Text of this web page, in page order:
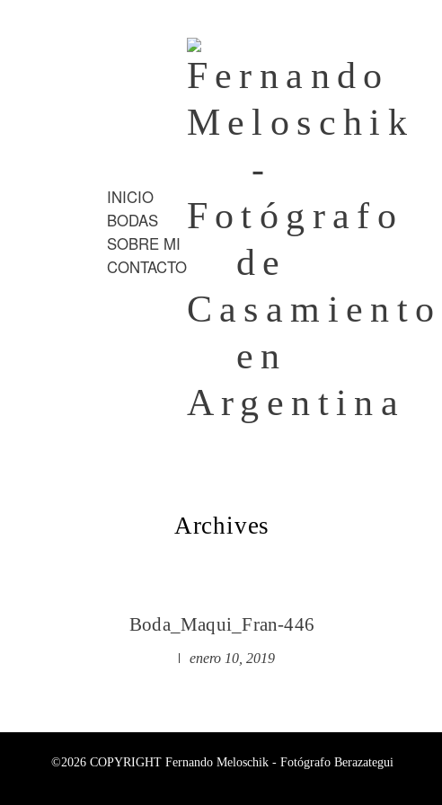
INICIO
BODAS
SOBRE MI
CONTACTO
Archives
Boda_Maqui_Fran-446
enero 10, 2019
©2026 COPYRIGHT Fernando Meloschik - Fotógrafo Berazategui